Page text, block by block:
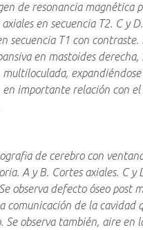
de resonancia magnética
en secuencia T2. C y
secuencia T1 con contraste.
en mastoides
multiloculada,
en importante relación con el
de cerebro con
A y B. Cortes axiales. C y
observa defecto óseo post
comunicación de la cavidad
Se observa también, aire en